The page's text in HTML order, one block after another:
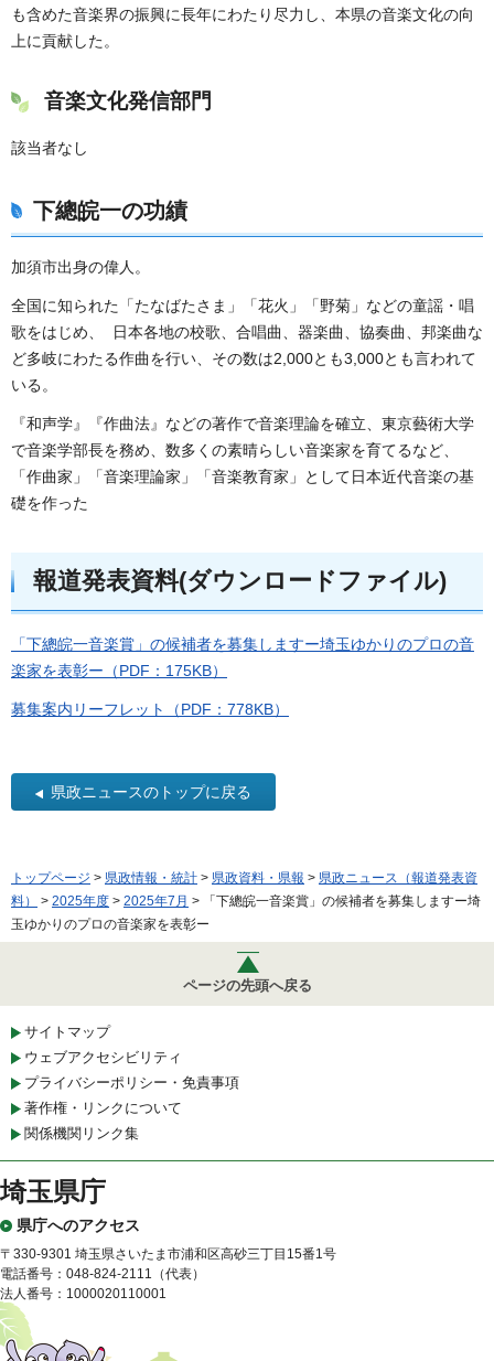
も含めた音楽界の振興に長年にわたり尽力し、本県の音楽文化の向
上に貢献した。
音楽文化発信部門
該当者なし
下總皖一の功績
加須市出身の偉人。
全国に知られた「たなばたさま」「花火」「野菊」などの童謡・唱
歌をはじめ、 日本各地の校歌、合唱曲、器楽曲、協奏曲、邦楽曲な
ど多岐にわたる作曲を行い、その数は2,000とも3,000とも言われて
いる。
『和声学』『作曲法』などの著作で音楽理論を確立、東京藝術大学
で音楽学部長を務め、数多くの素晴らしい音楽家を育てるなど、
「作曲家」「音楽理論家」「音楽教育家」として日本近代音楽の基
礎を作った
報道発表資料(ダウンロードファイル)
「下總皖一音楽賞」の候補者を募集しますー埼玉ゆかりのプロの音
楽家を表彰ー（PDF：175KB）
募集案内リーフレット（PDF：778KB）
県政ニュースのトップに戻る
トップページ > 県政情報・統計 > 県政資料・県報 > 県政ニュース（報道発表資
料）
> 2025年度 > 2025年7月 > 「下總皖一音楽賞」の候補者を募集しますー埼
玉ゆかりのプロの音楽家を表彰ー
ページの先頭へ戻る
サイトマップ
ウェブアクセシビリティ
プライバシーポリシー・免責事項
著作権・リンクについて
関係機関リンク集
埼玉県庁
県庁へのアクセス
〒330-9301 埼玉県さいたま市浦和区高砂三丁目15番1号
電話番号：048-824-2111（代表）
法人番号：1000020110001